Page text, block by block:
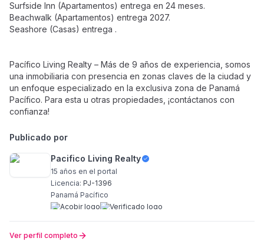
Surfside Inn (Apartamentos) entrega en 24 meses.
Beachwalk (Apartamentos) entrega 2027.
Seashore (Casas) entrega .
Pacífico Living Realty – Más de 9 años de experiencia, somos
una inmobiliaria con presencia en zonas claves de la ciudad y
un enfoque especializado en la exclusiva zona de Panamá
Pacífico. Para esta u otras propiedades, ¡contáctanos con
confianza!
Publicado por
Pacifico Living Realty
15 años en el portal
Licencia: PJ-1396
Panamá Pacífico
Ver perfil completo